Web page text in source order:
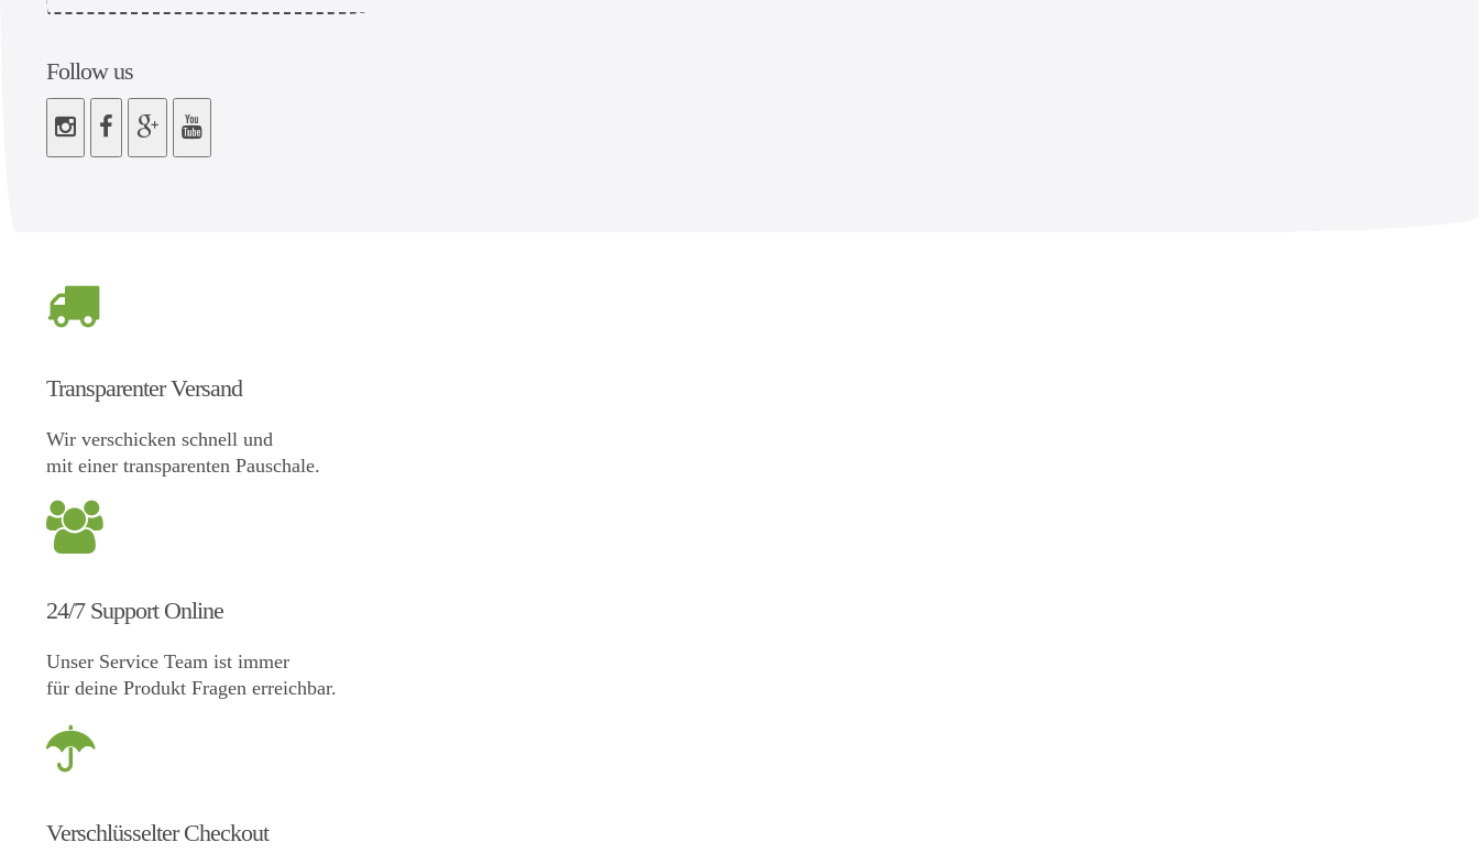
Follow us
Transparenter Versand
Wir verschicken schnell und
mit einer transparenten Pauschale.
24/7 Support Online
Unser Service Team ist immer
für deine Produkt Fragen erreichbar.
Verschlüsselter Checkout